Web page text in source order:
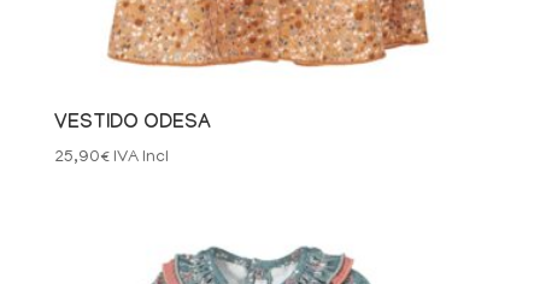
VESTIDO ODESA
25,90€ IVA Incl